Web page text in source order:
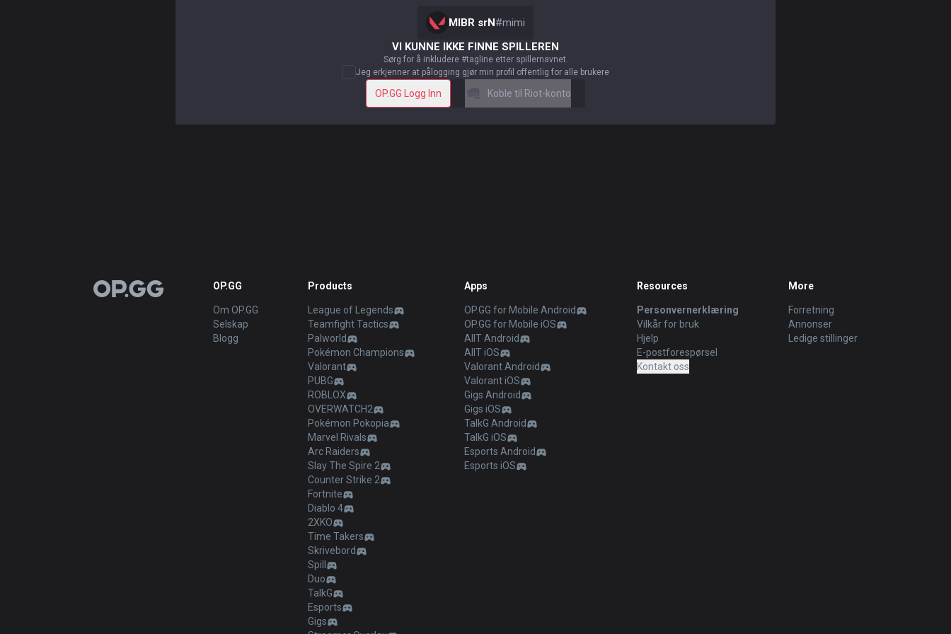
MIBR srN#mimi
VI KUNNE IKKE FINNE SPILLEREN
Sørg for å inkludere #tagline etter spillernavnet.
Jeg erkjenner at pålogging gjør min profil offentlig for alle brukere
OP.GG Logg Inn Koble til Riot-konto
OP.GG OP.GG
Om OP.GG
Selskap
Blogg
Products
League of Legends
Teamfight Tactics
Palworld
Pokémon Champions
Valorant
PUBG
ROBLOX
OVERWATCH2
Pokémon Pokopia
Marvel Rivals
Arc Raiders
Slay The Spire 2
Counter Strike 2
Fortnite
Diablo 4
2XKO
Time Takers
Skrivebord
Spill
Duo
TalkG
Esports
Gigs
Apps
OP.GG for Mobile Android
OP.GG for Mobile iOS
AllT Android
AllT iOS
Valorant Android
Valorant iOS
Gigs Android
Gigs iOS
TalkG Android
TalkG iOS
Esports Android
Esports iOS
Resources
Personvernerklæring
Vilkår for bruk
Hjelp
E-postforespørsel
Kontakt oss
More
Forretning
Annonser
Ledige stillinger